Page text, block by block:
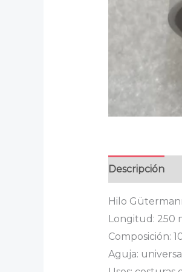
Descripción
Hilo
Longitud: 250
Composición:
Aguja: